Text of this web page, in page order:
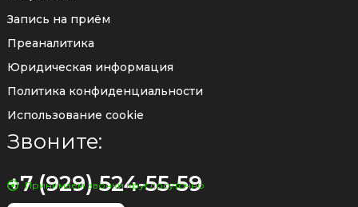
Запись на приём
Преаналитика
Юридическая информация
Политика конфиденциальности
Использование cookie
Звоните:
+7 (929) 524-55-59
Принимаем звонки круглосуточно